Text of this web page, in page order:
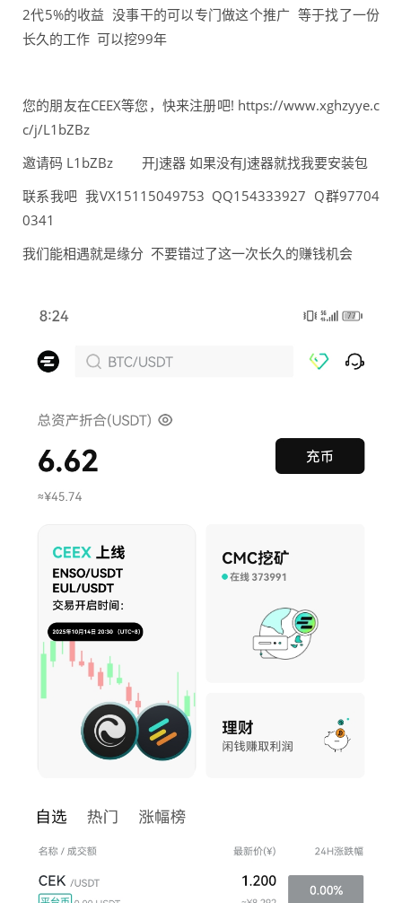
2代5%的收益 没事干的可以专门做这个推广 等于找了一份
长久的工作 可以挖99年
您的朋友在CEEX等您，快来注册吧! https://www.xghzyye.c
c/j/L1bZBz
邀请码 L1bZBz 开J速器 如果没有J速器就找我要安装包
联系我吧 我VX15115049753 QQ154333927 Q群97704
0341
我们能相遇就是缘分 不要错过了这一次长久的赚钱机会